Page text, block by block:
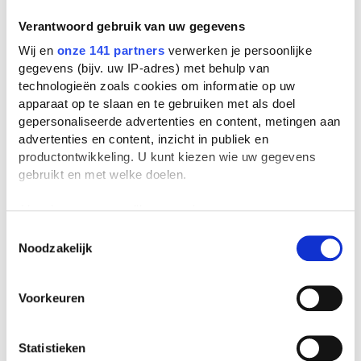
Verantwoord gebruik van uw gegevens
Wij en onze 141 partners verwerken je persoonlijke
gegevens (bijv. uw IP-adres) met behulp van
technologieën zoals cookies om informatie op uw
apparaat op te slaan en te gebruiken met als doel
gepersonaliseerde advertenties en content, metingen aan
advertenties en content, inzicht in publiek en
productontwikkeling. U kunt kiezen wie uw gegevens
gebruikt en met welke doelen.
Als u het toestaat, willen we ook graag:
locatie, die tot een paar meter nauwkeurig kan zijn
scannen op specifieke eigenschappen (fingerprinting)
Lees meer over hoe uw persoonlijke gegevens worden
U kunt uw toestemming op elk moment wijzigen of
intrekken in de Cookieverklaring.
Noodzakelijk
Voorkeuren
Statistieken